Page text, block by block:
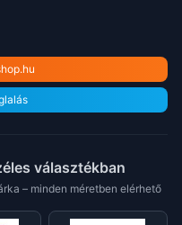
választékban
– minden méretben elérhető